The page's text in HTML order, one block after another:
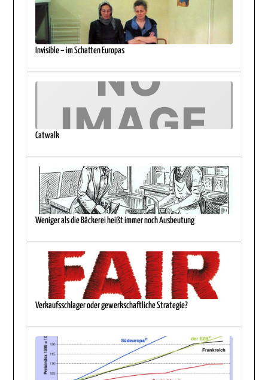
Invisible – im Schatten Europas
Catwalk
Weniger als die Bäckerei heißt immer noch Ausbeutung
Verkaufsschlager oder gewerkschaftliche Strategie?